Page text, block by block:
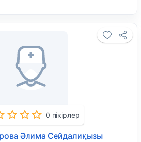
0 пікірлер
Әлима Сейдалиқызы